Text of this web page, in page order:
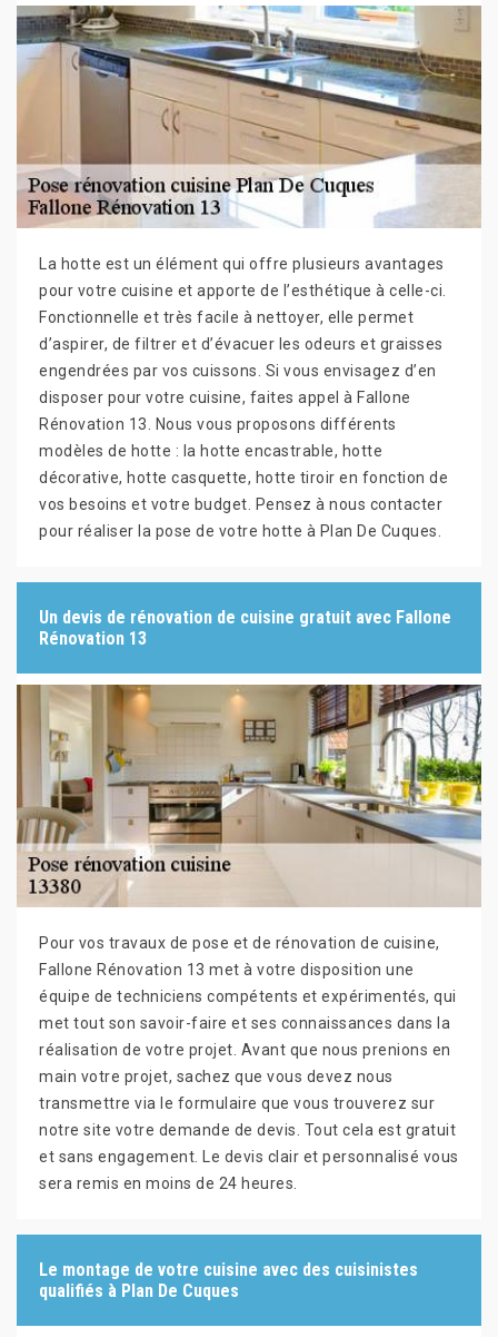
La hotte est un élément qui offre plusieurs avantages
pour votre cuisine et apporte de l’esthétique à celle-ci.
Fonctionnelle et très facile à nettoyer, elle permet
d’aspirer, de filtrer et d’évacuer les odeurs et graisses
engendrées par vos cuissons. Si vous envisagez d’en
disposer pour votre cuisine, faites appel à Fallone
Rénovation 13. Nous vous proposons différents
modèles de hotte : la hotte encastrable, hotte
décorative, hotte casquette, hotte tiroir en fonction de
vos besoins et votre budget. Pensez à nous contacter
pour réaliser la pose de votre hotte à Plan De Cuques.
Un devis de rénovation de cuisine gratuit avec Fallone
Rénovation 13
Pour vos travaux de pose et de rénovation de cuisine,
Fallone Rénovation 13 met à votre disposition une
équipe de techniciens compétents et expérimentés, qui
met tout son savoir-faire et ses connaissances dans la
réalisation de votre projet. Avant que nous prenions en
main votre projet, sachez que vous devez nous
transmettre via le formulaire que vous trouverez sur
notre site votre demande de devis. Tout cela est gratuit
et sans engagement. Le devis clair et personnalisé vous
sera remis en moins de 24 heures.
Le montage de votre cuisine avec des cuisinistes
qualifiés à Plan De Cuques